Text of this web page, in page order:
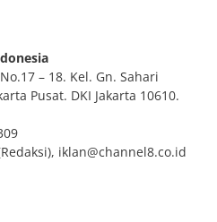
– 18. Kel. Gn. Sahari
Pusat. DKI Jakarta 10610.
iklan@channel8.co.id